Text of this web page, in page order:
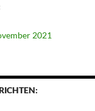
2021